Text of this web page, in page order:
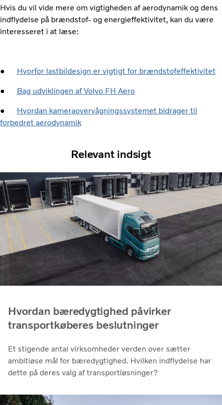
Hvis du vil vide mere om vigtigheden af aerodynamik og dens
indflydelse på brændstof- og energieffektivitet, kan du være
interesseret i at læse:
● Hvorfor lastbildesign er vigtigt for brændstofeffektivitet
● Bag udviklingen af Volvo FH Aero
● Hvordan kameraovervågningssystemet bidrager til
forbedret aerodynamik
Relevant indsigt
Hvordan bæredygtighed påvirker
transportkøberes beslutninger
Et stigende antal virksomheder verden over sætter
ambitiøse mål for bæredygtighed. Hvilken indflydelse har
dette på deres valg af transportløsninger?